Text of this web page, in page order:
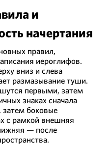
и
начертания
правил,
иероглифов.
вниз и слева
размазывание туши.
первыми, затем
знаках сначала
затем боковые
с рамкой внешняя
— после